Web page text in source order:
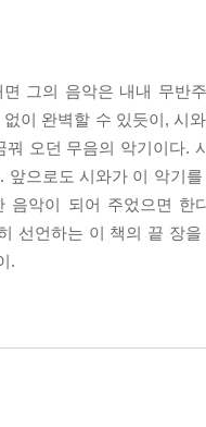
렵이었던가. 아파트 진
. 몇 곡을 거쳐 그즈음 발
차린 걸까. 꽉 찬 소리들
, 그 사실을 알아차려서 기
」중에서
은 노래가 된다. 모든 노
이야기를 넣은 노랫말
다.
힘을 확인할 수 있는 시간
산다’라는 이 책의 제목은
고 노래의 의미를 되새기
려고 음악치료를 공부한
긴다는 점이 좋았다. 학
래도 있고 지금까지 부르
할 줄 아는 사람, 이전 노
그의 음악은 내내 무반
이 완벽할 수 있듯이, 시
꿔 오던 무음의 악기이다.
앞으로도 시와가 이 악기
음악이 되어 주었으면
선언하는 이 책의 끝 장
.